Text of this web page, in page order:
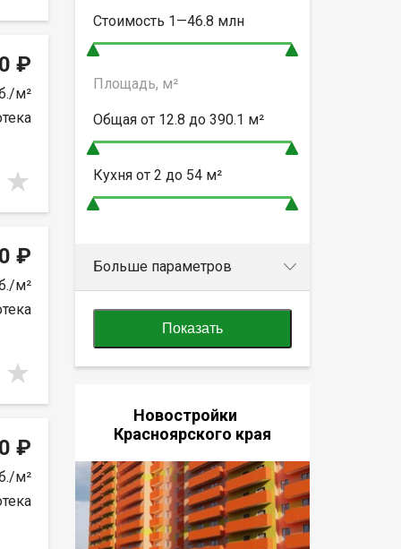
₽
м²
₽
м²
₽
м²
Стоимость 1—46.8 млн
Площадь, м²
Общая от 12.8 до 390.1 м²
Кухня от 2 до 54м²
Больше параметров
Показать
Новостройки
Красноярского края